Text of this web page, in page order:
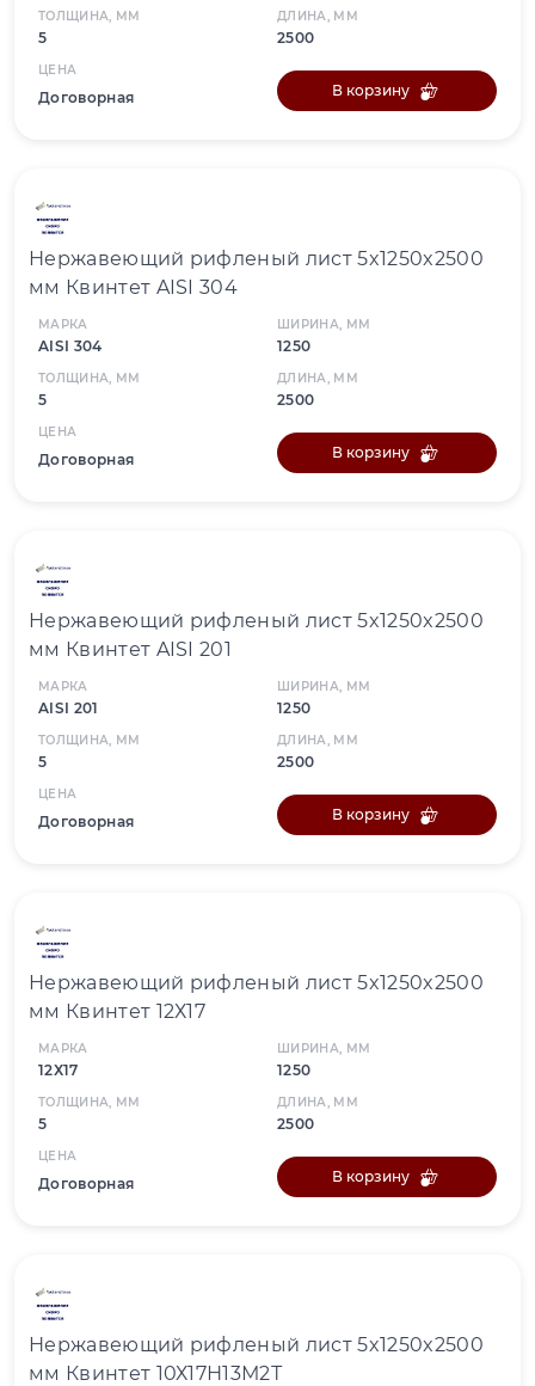
ТОЛЩИНА, ММ
5
ДЛИНА, ММ
2500
ЦЕНА
Договорная В корзину
Нержавеющий рифленый лист 5x1250x2500
мм Квинтет AISI 304
МАРКА
AISI 304
ШИРИНА, ММ
1250
ТОЛЩИНА, ММ
5
ДЛИНА, ММ
2500
ЦЕНА
Договорная В корзину
Нержавеющий рифленый лист 5x1250x2500
мм Квинтет AISI 201
МАРКА
AISI 201
ШИРИНА, ММ
1250
ТОЛЩИНА, ММ
5
ДЛИНА, ММ
2500
ЦЕНА
Договорная В корзину
Нержавеющий рифленый лист 5x1250x2500
мм Квинтет 12Х17
МАРКА
12Х17
ШИРИНА, ММ
1250
ТОЛЩИНА, ММ
5
ДЛИНА, ММ
2500
ЦЕНА
Договорная В корзину
Нержавеющий рифленый лист 5x1250x2500
мм Квинтет 10Х17Н13М2Т